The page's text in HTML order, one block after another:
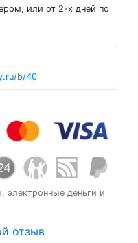
или от 2-х дней по
b/40
электронные деньги и
отзыв